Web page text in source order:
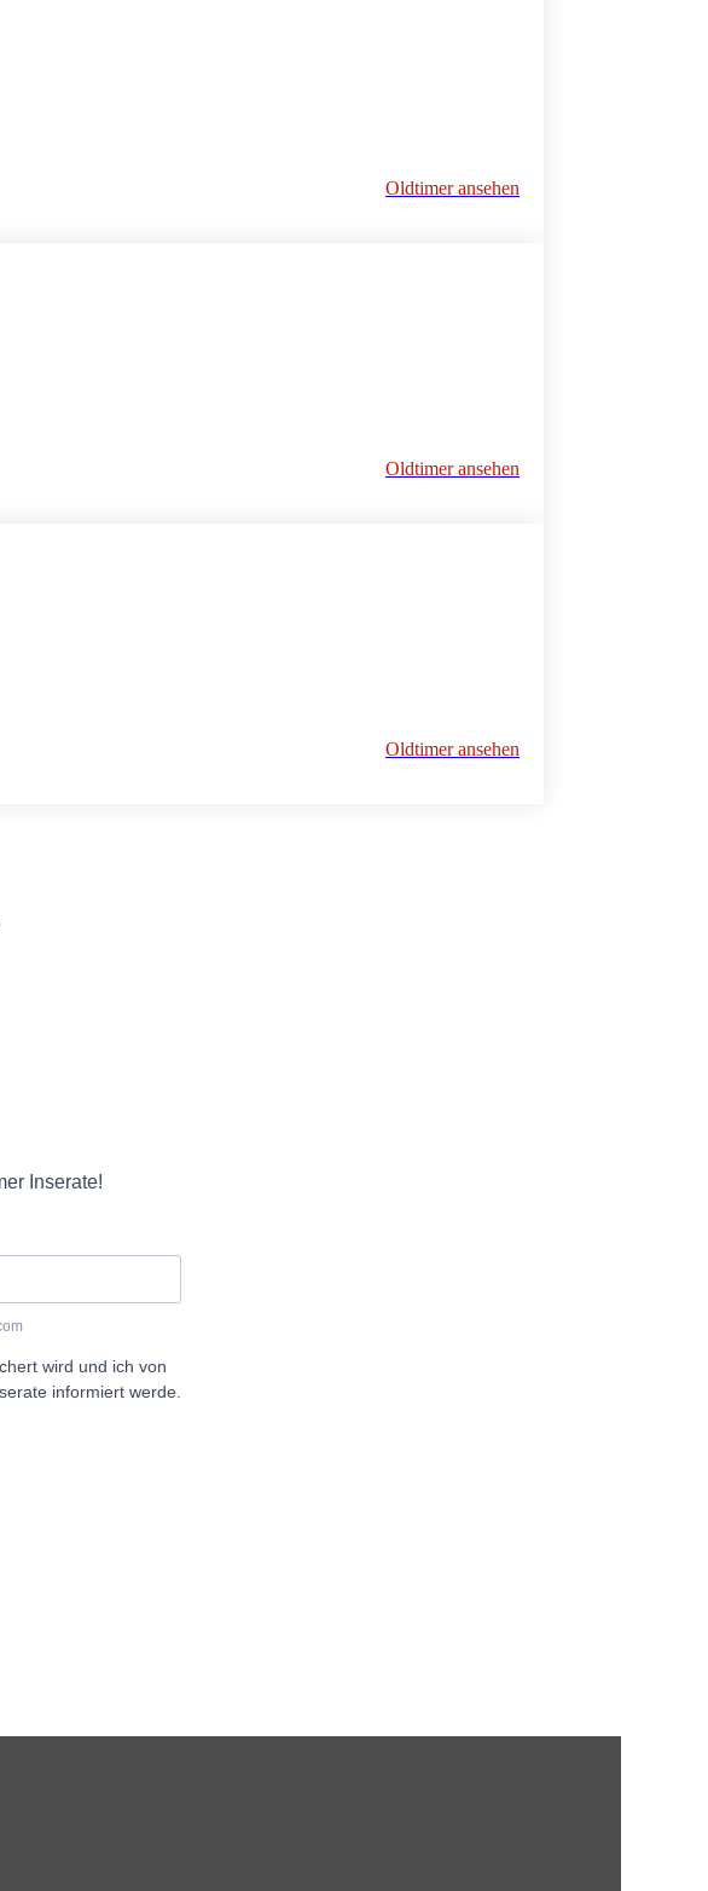
Oldtimer ansehen
Oldtimer ansehen
Oldtimer ansehen